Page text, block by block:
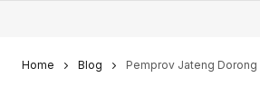
Home Blog Pemprov Jateng